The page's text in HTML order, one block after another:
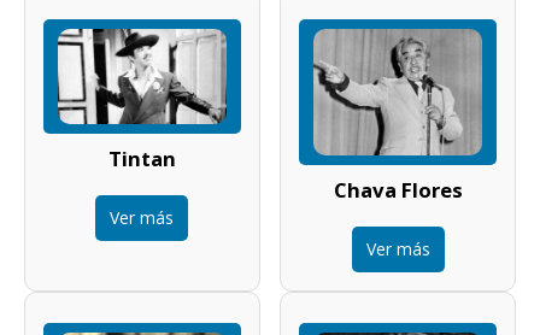
Tintan
Ver más
Chava Flores
Ver más